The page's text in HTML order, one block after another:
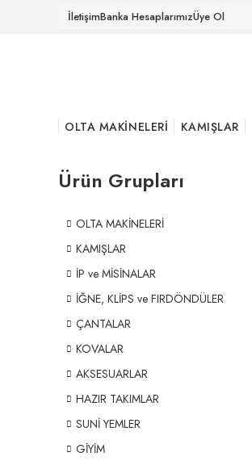
İletişimBanka HesaplarımızÜye Ol
OLTA MAKİNELERİ KAMIŞLAR
Ürün Grupları
OLTA MAKİNELERİ
KAMIŞLAR
İP ve MİSİNALAR
İĞNE, KLİPS ve FIRDÖNDÜLER
ÇANTALAR
KOVALAR
AKSESUARLAR
HAZIR TAKIMLAR
SUNİ YEMLER
GİYİM